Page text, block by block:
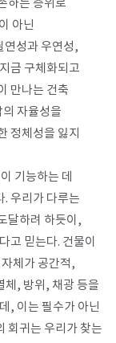
하는 층위로
아닌
연성과 우연성,
금 구체화되고
만나는 건축
자율성을
정체성을 잃지
기능하는 데
. 우리가 다루는
달하려 하듯이,
고 믿는다. 건물이
체가 공간적,
체, 방위, 채광 등을
, 이는 필수가 아닌
회귀는 우리가 찾는